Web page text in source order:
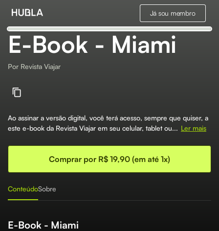
Já sou membro
E-Book - Miami
Por Revista Viajar
Ao assinar a versão digital, você terá acesso, sempre que quiser, a
este e-book da Revista Viajar em seu celular, tablet ou... Ler mais
Comprar por R$ 19,90 (em até 1x)
ConteúdoSobre
E-Book - Miami